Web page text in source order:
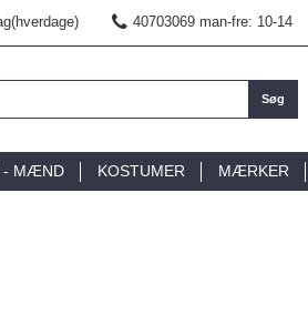
40703069 man-fre: 10-14
Søg
- MÆND KOSTUMER MÆRKER